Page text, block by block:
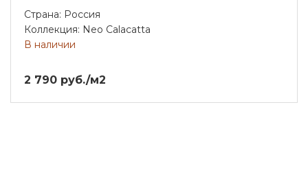
Страна: Россия
Коллекция: Neo Calacatta
В наличии
2 790 руб./м2